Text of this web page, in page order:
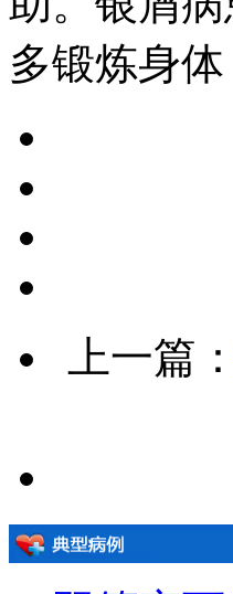
多锻炼身
上一篇